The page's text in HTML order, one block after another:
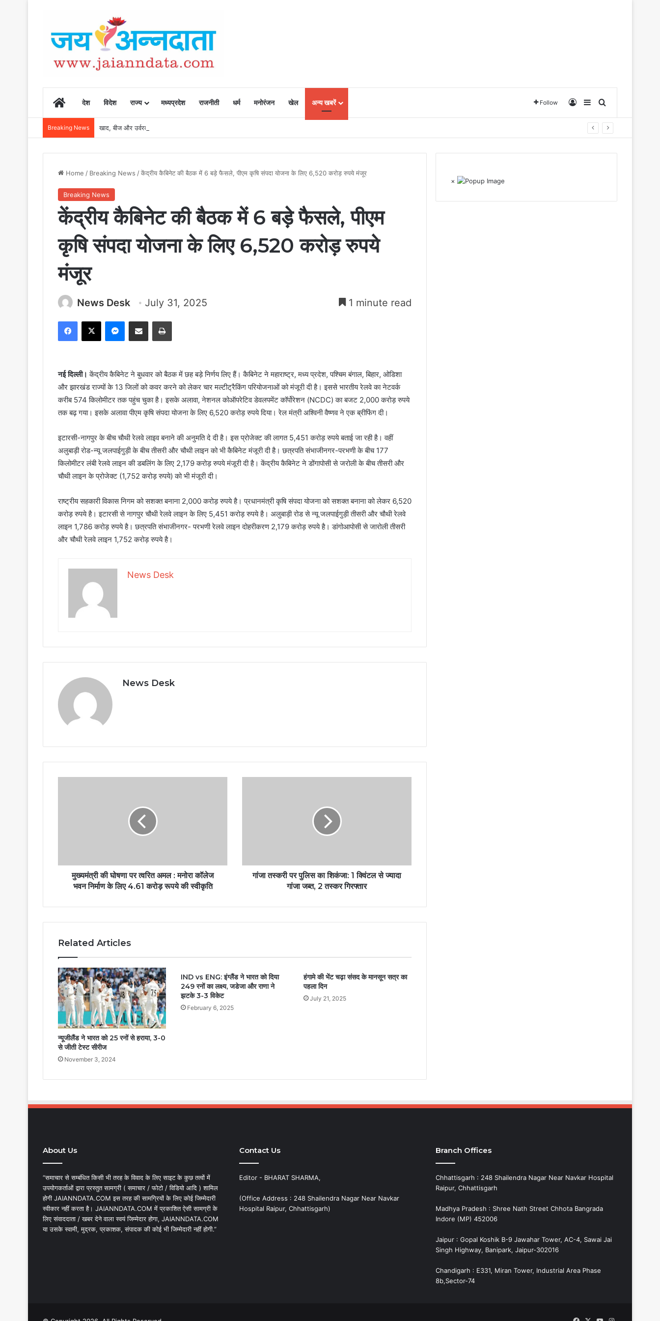
Homeदेश विदेश राज्य मध्यप्रदेश राजनीती धर्म मनोरंजन खेल अन्य खबरें Follow Log InSidebarSearch for
Breaking News खाद, बीज और उर्वरकों की समय पर उपलब्धता से किसानों में उत्साह, नैनो डीएपी और नैनो यूरिया बने किसानों के भरोसेमंद कृषि साथी…..
Home / Breaking News /केंद्रीय कैबिनेट की बैठक में 6 बड़े फैसले, पीएम कृषि संपदा योजना के लिए 6,520 करोड़ रुपये मंजूर
Breaking News
केंद्रीय कैबिनेट की बैठक में 6 बड़े फैसले, पीएम
कृषि संपदा योजना के लिए 6,520 करोड़ रुपये
मंजूर
News Desk July 31, 2025 1 minute read
Facebook
X Messenger
Share via Email Print
नई दिल्ली। केंद्रीय कैबिनेट ने बुधवार को बैठक में छह बड़े निर्णय लिए हैं। कैबिनेट ने महाराष्ट्र, मध्य प्रदेश, पश्चिम बंगाल, बिहार, ओडिशा
और झारखंड राज्यों के 13 जिलों को कवर करने को लेकर चार मल्टीट्रैकिंग परियोजनाओं को मंजूरी दी है। इससे भारतीय रेलवे का नेटवर्क
करीब 574 किलोमीटर तक पहुंच चुका है। इसके अलावा, नेशनल कोऑपरेटिव डेवलपमेंट कॉर्पोरेशन (NCDC) का बजट 2,000 करोड़ रुपये
तक बढ़ गया। इसके अलावा पीएम कृषि संपदा योजना के लिए 6,520 करोड़ रुपये दिया। रेल मंत्री अश्विनी वैष्‍णव ने एक ब्रीफिंग दी।
इटारसी-नागपुर के बीच चौथी रेलवे लाइव बनाने की अनुमति दे दी है। इस प्रोजेक्ट की लागत 5,451 करोड़ रुपये बताई जा रही है। वहीं
अलुबाड़ी रोड-न्यू जलपाईगुड़ी के बीच तीसरी और चौथी लाइन को भी कैबिनेट मंजूरी दी है। छत्रपति संभाजीनगर-परभणी के बीच 177
किलोमीटर लंबी रेलवे लाइन की ड​बलिंग के लिए 2,179 करोड़ रुपये मंजूरी दी है। केंद्रीय कैबिनेट ने डोंगापोसी से जरोली के बीच तीसरी और
चौथी लाइन के प्रोजेक्ट (1,752 करोड़ रुपये) को भी मंजूरी दी।
राष्ट्रीय सहकारी विकास निगम को सशक्त बनाना 2,000 करोड़ रुपये है। प्रधानमंत्री कृषि संपदा योजना को सशक्त बनाना को लेकर 6,520
करोड़ रुपये है। इटारसी से नागपुर चौथी रेलवे लाइन के लिए 5,451 करोड़ रुपये है। अलुबाड़ी रोड से न्यू जलपाईगुड़ी तीसरी और चौथी रेलवे
लाइन 1,786 करोड़ रुपये है। छत्रपति संभाजीनगर- परभणी रेलवे लाइन दोहरीकरण 2,179 करोड़ रुपये है। डांगोआपोसी से जारोली तीसरी
और चौथी रेलवे लाइन 1,752 करोड़ रुपये है।
News Desk
News Desk
मुख्यमंत्री की घोषणा पर त्वरित अमल : मनोरा कॉलेज
भवन निर्माण के लिए 4.61 करोड़ रूपये की स्वीकृति
गांजा तस्करी पर पुलिस का शिकंजा: 1 क्विंटल से ज्यादा
गांजा जब्त, 2 तस्कर गिरफ्तार
Related Articles
न्यूजीलैंड ने भारत को 25 रनों से हराया, 3-0
से जीती टेस्ट सीरीज
November 3, 2024
IND vs ENG: इंग्लैंड ने भारत को दिया
249 रनों का लक्ष्य, जडेजा और राणा ने
झटके 3-3 विकेट
February 6, 2025
हंगामे की भेंट चढ़ा संसद के मानसून सत्र का
पहला दिन
July 21, 2025
×
About Us
“समाचार से सम्बंधित किसी भी तरह के विवाद के लिए साइट के कुछ तत्वों में
उपयोगकर्ताओं द्वारा प्रस्तुत सामग्री ( समाचार / फोटो / विडियो आदि ) शामिल
होगी JAIANNDATA.COM इस तरह की सामग्रियों के लिए कोई जिम्मेदारी
स्वीकार नहीं करता है। JAIANNDATA.COM में प्रकाशित ऐसी सामग्री के
लिए संवाददाता / खबर देने वाला स्वयं जिम्मेदार होगा, JAIANNDATA.COM
या उसके स्वामी, मुद्रक, प्रकाशक, संपादक की कोई भी जिम्मेदारी नहीं होगी.”
Contact Us
Editor - BHARAT SHARMA,
(Office Address : 248 Shailendra Nagar Near Navkar
Hospital Raipur, Chhattisgarh)
Branch Offices
Chhattisgarh : 248 Shailendra Nagar Near Navkar Hospital
Raipur, Chhattisgarh
Madhya Pradesh : Shree Nath Street Chhota Bangrada
Indore (MP) 452006
Jaipur : Gopal Koshik B-9 Jawahar Tower, AC-4, Sawai Jai
Singh Highway, Banipark, Jaipur-302016
Chandigarh : E331, Miran Tower, Industrial Area Phase
8b,Sector-74